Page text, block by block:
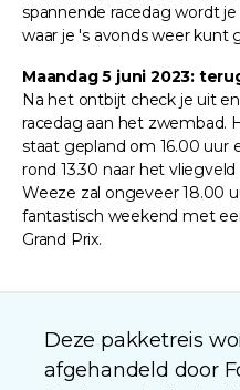
spannende racedag wordt
waar je 's avonds weer kunt
Maandag 5 juni 2023:
Na het ontbijt check je uit
racedag aan het zwembad.
staat gepland om 16.00 uur
rond 13.30 naar het
Weeze zal ongeveer 18.00
fantastisch weekend met
Grand Prix.
Deze pakketreis
afgehandeld door